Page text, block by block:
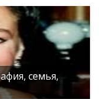
семья,